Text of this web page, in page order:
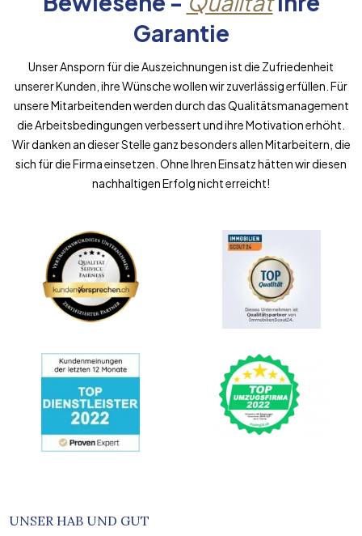
Garantie
Unser Ansporn für die Auszeichnungen ist die Zufriedenheit
unserer Kunden, ihre Wünsche wollen wir zuverlässig erfüllen. Für
unsere Mitarbeitenden werden durch das Qualitätsmanagement
die Arbeitsbedingungen verbessert und ihre Motivation erhöht.
Wir danken an dieser Stelle ganz besonders allen Mitarbeitern, die
sich für die Firma einsetzen. Ohne Ihren Einsatz hätten wir diesen
nachhaltigen Erfolg nicht erreicht!
UNSER HAB UND GUT